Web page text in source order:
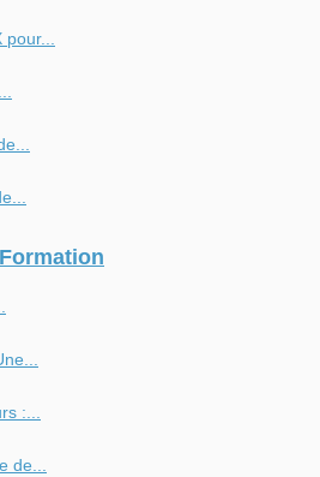
pour...
Formation
:...
de...